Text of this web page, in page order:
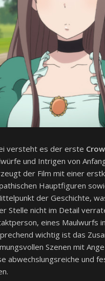
versteht es der erste
und Intrigen von
der Film mit einer
Hauptfiguren
der Geschichte,
Stelle nicht im Detail
eines Maulwurfs
wichtig ist das
Szenen mit
abwechslungsreiche und